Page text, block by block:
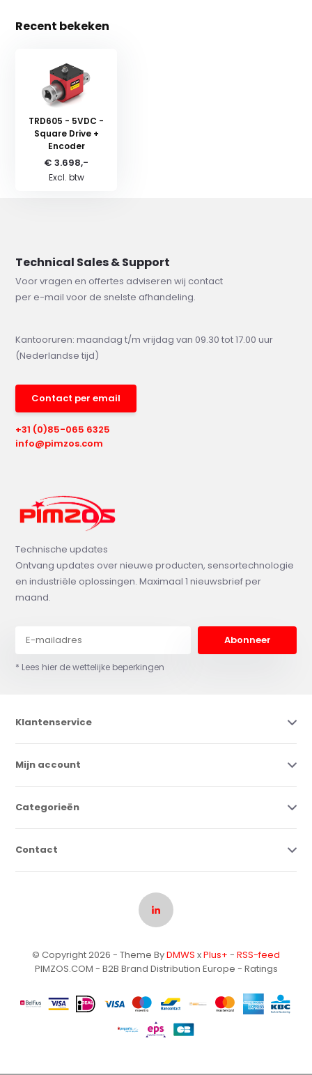
Recent bekeken
TRD605 - 5VDC -
Square Drive +
Encoder
€ 3.698,-
Excl. btw
Technical Sales & Support
Voor vragen en offertes adviseren wij contact
per e-mail voor de snelste afhandeling.
Kantooruren: maandag t/m vrijdag van 09.30 tot 17.00 uur
(Nederlandse tijd)
Contact per email
+31 (0)85-065 6325
info@pimzos.com
Technische updates
Ontvang updates over nieuwe producten, sensortechnologie
en industriële oplossingen. Maximaal 1 nieuwsbrief per
maand.
Abonneer
* Lees hier de wettelijke beperkingen
Klantenservice
Mijn account
Categorieën
Contact
© Copyright 2026 - Theme ByDMWS xPlus+ - RSS-feed
PIMZOS.COM - B2B Brand Distribution Europe - Ratings